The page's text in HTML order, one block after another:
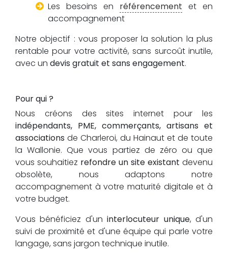
Les besoins en référencement et en
accompagnement
Notre objectif : vous proposer la solution la plus
rentable pour votre activité, sans surcoût inutile,
avec un devis gratuit et sans engagement.
Pour qui ?
Nous créons des sites internet pour les
indépendants, PME, commerçants, artisans et
associations de Charleroi, du Hainaut et de toute
la Wallonie. Que vous partiez de zéro ou que
vous souhaitiez refondre un site existant devenu
obsolète, nous adaptons notre
accompagnement à votre maturité digitale et à
votre budget.
Vous bénéficiez d'uninterlocuteur unique, d'un
suivi de proximité et d'une équipe qui parle votre
langage, sans jargon technique inutile.